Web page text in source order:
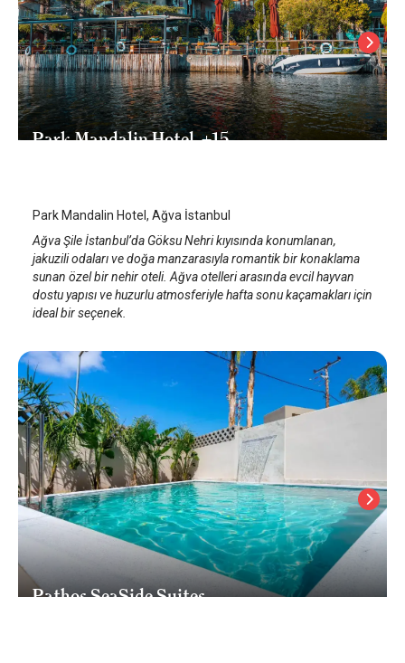
Park Mandalin Hotel, +15
Park Mandalin Hotel, Ağva İstanbul
Ağva Şile İstanbul’da Göksu Nehri kıyısında konumlanan,
jakuzili odaları ve doğa manzarasıyla romantik bir konaklama
sunan özel bir nehir oteli. Ağva otelleri arasında evcil hayvan
dostu yapısı ve huzurlu atmosferiyle hafta sonu kaçamakları için
ideal bir seçenek.
Pathos SeaSide Suites